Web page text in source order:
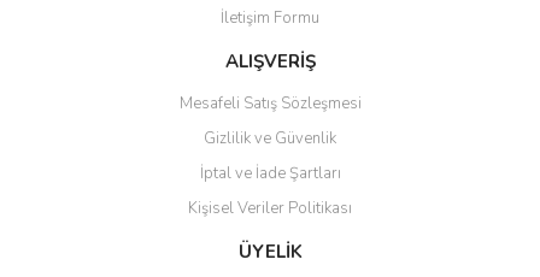
Ürün fiyatı diğer sitelerden daha pahalı.
Bu ürüne benzer farklı alternatifler olmalı.
Gönder
İletişim Formu
ALIŞVERİŞ
Mesafeli Satış Sözleşmesi
Gizlilik ve Güvenlik
İptal ve İade Şartları
Kişisel Veriler Politikası
ÜYELİK